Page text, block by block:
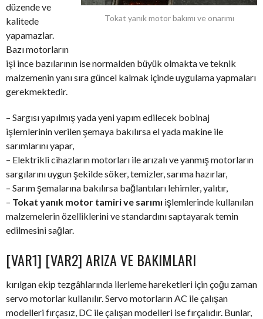
Tokat yanık motor bakımı ve onarımı
düzende ve
kalitede
yapamazlar.
Bazı motorların
işi ince bazılarının ise normalden büyük olmakta ve teknik
malzemenin yanı sıra güncel kalmak içinde uygulama yapmaları
gerekmektedir.
– Sargısı yapılmış yada yeni yapım edilecek bobinaj
işlemlerinin verilen şemaya bakılırsa el yada makine ile
sarımlarını yapar,
– Elektrikli cihazların motorları ile arızalı ve yanmış motorların
sargılarını uygun şekilde söker, temizler, sarıma hazırlar,
– Sarım şemalarına bakılırsa bağlantıları lehimler, yalıtır,
– Tokat yanık motor tamiri ve sarımı işlemlerinde kullanılan
malzemelerin özelliklerini ve standardını saptayarak temin
edilmesini sağlar.
[VAR1] [VAR2] ARIZA VE BAKIMLARI
kırılgan ekip tezgâhlarında ilerleme hareketleri için çoğu zaman
servo motorlar kullanılır. Servo motorların AC ile çalışan
modelleri fırçasız, DC ile çalışan modelleri ise fırçalıdır. Bunlar,